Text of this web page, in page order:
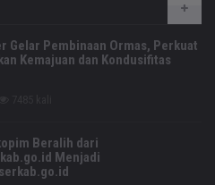
Gelar Pembinaan Ormas, Perkuat
Kemajuan dan Kondusifitas
Beralih dari
Menjadi